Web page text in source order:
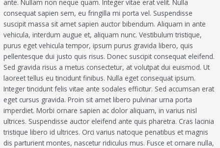
ante. Nullam non neque quam. Integer vitae erat velit. Nulla
consequat sapien sem, eu fringilla mi porta vel. Suspendisse
suscipit massa sit amet sapien auctor bibendum. Aliquam in ante
vehicula, interdum augue et, aliquam nunc. Vestibulum tristique,
purus eget vehicula tempor, ipsum purus gravida libero, quis
pellentesque dui justo quis risus. Donec suscipit consequat eleifend.
Sed gravida risus a metus consectetur, at volutpat dui euismod. Ut
laoreet tellus eu tincidunt finibus. Nulla eget consequat ipsum.
Integer tincidunt felis vitae ante sodales efficitur. Sed accumsan erat
eget cursus gravida. Proin sit amet libero pulvinar urna porta
imperdiet. Morbi ornare sapien ac dolor aliquam, in varius nisl
ultrices. Suspendisse auctor eleifend ante quis pharetra. Cras lacinia
tristique libero id ultrices. Orci varius natoque penatibus et magnis
dis parturient montes, nascetur ridiculus mus. Fusce et ornare nulla,